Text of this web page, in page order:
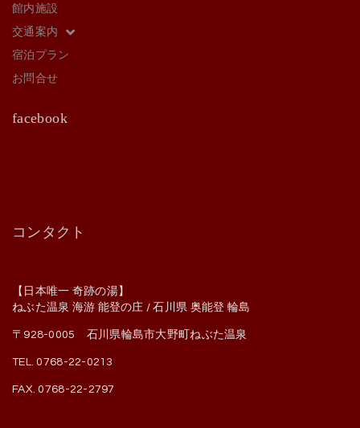
館内施設
交通案内
宿泊プラン
お問合せ
facebook
コンタクト
【日本唯一 奇跡の湯】
ねぶた温泉 海游 能登の庄 / 石川県 奥能登 輪島
〒928-0005 石川県輪島市大野町ねぶた温泉
TEL. 0768-22-0213
FAX. 0768-22-2797